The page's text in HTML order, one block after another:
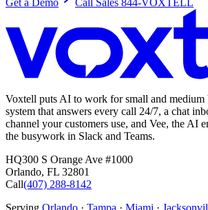
Get a Demo Call Sales 844-VOXTELL
Voxtell puts AI to work for small and medium
system that answers every call 24/7, a chat
channel your customers use, and Vee, the AI
the busywork in Slack and Teams.
HQ300 S Orange Ave #1000
Orlando, FL 32801
Call(407) 288-8142